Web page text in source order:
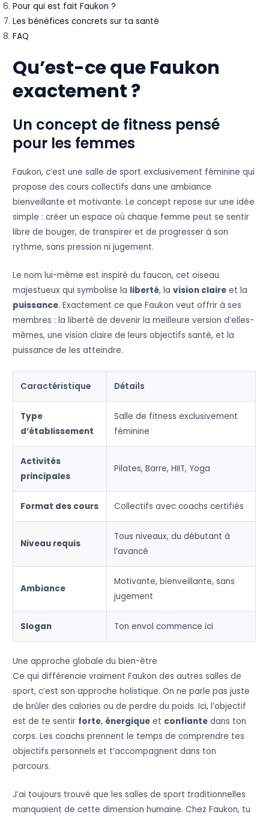
Pour qui est fait Faukon ?
Les bénéfices concrets sur ta santé
FAQ
Qu’est-ce que Faukon
exactement ?
Un concept de fitness pensé
pour les femmes
Faukon, c’est une salle de sport exclusivement féminine qui
propose des cours collectifs dans une ambiance
bienveillante et motivante. Le concept repose sur une idée
simple : créer un espace où chaque femme peut se sentir
libre de bouger, de transpirer et de progresser à son
rythme, sans pression ni jugement.
Le nom lui-même est inspiré du faucon, cet oiseau
majestueux qui symbolise la liberté, lavision claire et la
puissance. Exactement ce que Faukon veut offrir à ses
membres : la liberté de devenir la meilleure version d’elles-
mêmes, une vision claire de leurs objectifs santé, et la
puissance de les atteindre.
Caractéristique Détails
Type
d’établissement
Salle de fitness exclusivement
féminine
Activités
principales
Pilates, Barre, HIIT, Yoga
Format des cours Collectifs avec coachs certifiés
Niveau requis
Tous niveaux, du débutant à
l’avancé
Ambiance
Motivante, bienveillante, sans
jugement
Slogan Ton envol commence ici
Une approche globale du bien-être
Ce qui différencie vraiment Faukon des autres salles de
sport, c’est son approche holistique. On ne parle pas juste
de brûler des calories ou de perdre du poids. Ici, l’objectif
est de te sentir forte, énergique et confiante dans ton
corps. Les coachs prennent le temps de comprendre tes
objectifs personnels et t’accompagnent dans ton
parcours.
J’ai toujours trouvé que les salles de sport traditionnelles
manquaient de cette dimension humaine. Chez Faukon, tu